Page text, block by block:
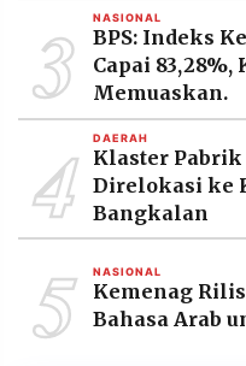
RESOLUSI
MEDIA
PRAMUDITA
3 NASIONAL
BPS: Indeks
Capai 83,28%,
Memuaskan.
4 DAERAH
Klaster Pabrik
Direlokasi ke
Bangkalan
5 NASIONAL
Kemenag
Bahasa Arab